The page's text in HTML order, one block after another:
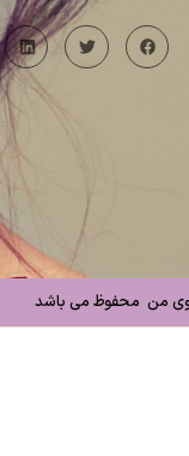
من محفوظ می باشد